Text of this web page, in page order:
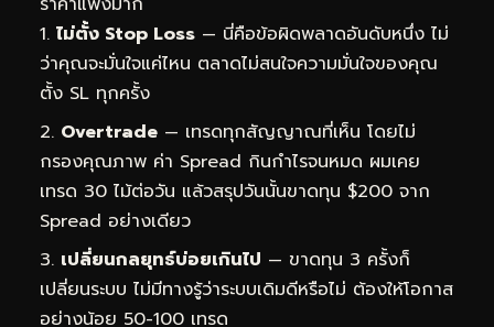
ไม่ตั้ง Stop Loss — นี่คือข้อผิดพลาดอันดับหนึ่ง ไม่
ว่าคุณจะมั่นใจแค่ไหน ตลาดไม่สนใจความมั่นใจของคุณ
ตั้ง SL ทุกครั้ง
Overtrade — เทรดทุกสัญญาณที่เห็น โดยไม่
กรองคุณภาพ ค่า Spread กินกำไรจนหมด ผมเคย
เทรด 30 ไม้ต่อวัน แล้วสรุปวันนั้นขาดทุน $200 จาก
Spread อย่างเดียว
เปลี่ยนกลยุทธ์บ่อยเกินไป — ขาดทุน 3 ครั้งก็
เปลี่ยนระบบ ไม่มีทางรู้ว่าระบบเดิมดีหรือไม่ ต้องให้โอกาส
อย่างน้อย 50-100 เทรด